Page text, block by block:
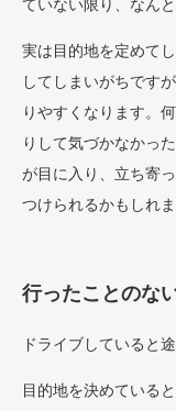
ていない限り、なん
実は目的地を定めて
してしまいがちです
りやすくなります。
りして気づかなかっ
が目に入り、立ち寄
つけられるかもしれま
行ったことのな
ドライブしていると
目的地を決めている